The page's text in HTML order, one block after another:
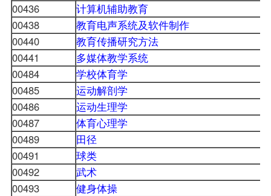
00436
计算机辅助教育
00438
教育电声系统及软件制作
00440
教育传播研究方法
00441
多媒体教学系统
00484
学校体育学
00485
运动解剖学
00486
运动生理学
00487
体育心理学
00489
田径
00491
球类
00492
武术
00493
健身体操